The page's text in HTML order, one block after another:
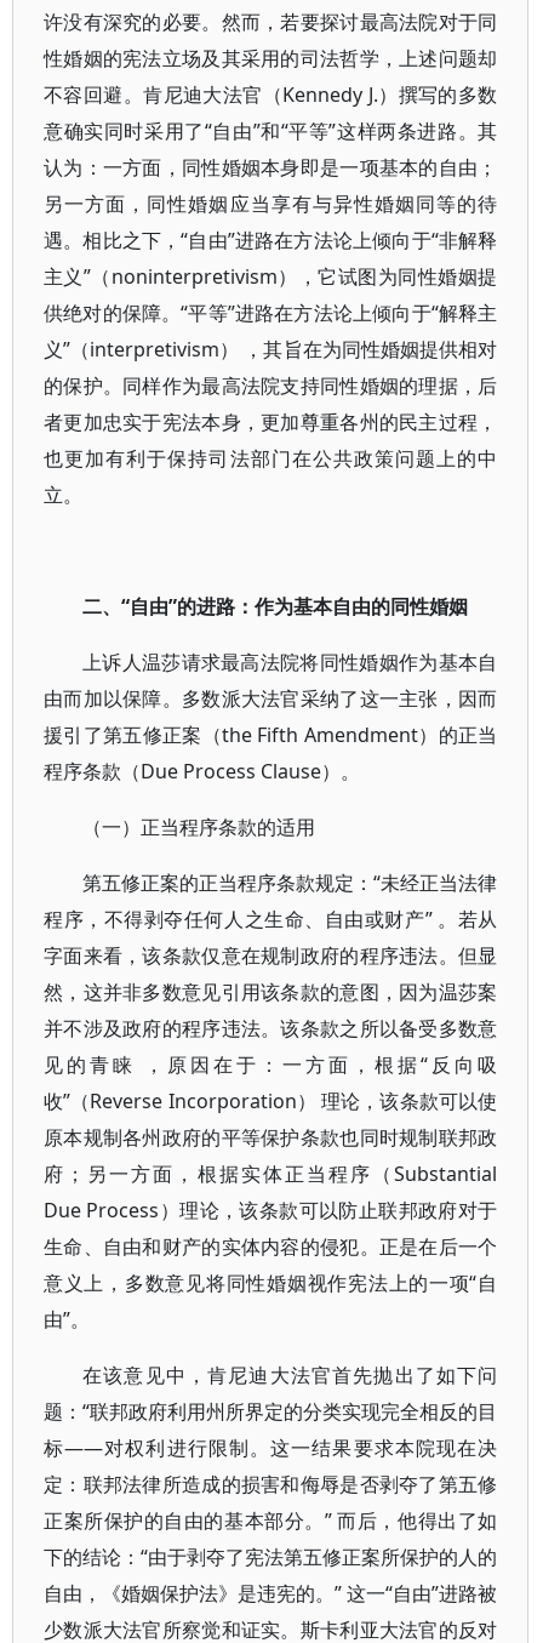
许没有深究的必要。然而，若要探讨最高法院对于同
性婚姻的宪法立场及其采用的司法哲学，上述问题却
不容回避。肯尼迪大法官（Kennedy J.）撰写的多数
意确实同时采用了“自由”和“平等”这样两条进路。其
认为：一方面，同性婚姻本身即是一项基本的自由；
另一方面，同性婚姻应当享有与异性婚姻同等的待
遇。相比之下，“自由”进路在方法论上倾向于“非解释
主义”（noninterpretivism），它试图为同性婚姻提
供绝对的保障。“平等”进路在方法论上倾向于“解释主
义”（interpretivism） ，其旨在为同性婚姻提供相对
的保护。同样作为最高法院支持同性婚姻的理据，后
者更加忠实于宪法本身，更加尊重各州的民主过程，
也更加有利于保持司法部门在公共政策问题上的中
立。
二、“自由”的进路：作为基本自由的同性婚姻
上诉人温莎请求最高法院将同性婚姻作为基本自
由而加以保障。多数派大法官采纳了这一主张，因而
援引了第五修正案（the Fifth Amendment）的正当
程序条款（Due Process Clause）。
（一）正当程序条款的适用
第五修正案的正当程序条款规定：“未经正当法律
程序，不得剥夺任何人之生命、自由或财产” 。若从
字面来看，该条款仅意在规制政府的程序违法。但显
然，这并非多数意见引用该条款的意图，因为温莎案
并不涉及政府的程序违法。该条款之所以备受多数意
见的青睐 ，原因在于：一方面，根据“反向吸
收”（Reverse Incorporation） 理论，该条款可以使
原本规制各州政府的平等保护条款也同时规制联邦政
府；另一方面，根据实体正当程序（Substantial
Due Process）理论，该条款可以防止联邦政府对于
生命、自由和财产的实体内容的侵犯。正是在后一个
意义上，多数意见将同性婚姻视作宪法上的一项“自
由”。
在该意见中，肯尼迪大法官首先抛出了如下问
题：“联邦政府利用州所界定的分类实现完全相反的目
标——对权利进行限制。这一结果要求本院现在决
定：联邦法律所造成的损害和侮辱是否剥夺了第五修
正案所保护的自由的基本部分。” 而后，他得出了如
下的结论：“由于剥夺了宪法第五修正案所保护的人的
自由，《婚姻保护法》是违宪的。” 这一“自由”进路被
少数派大法官所察觉和证实。斯卡利亚大法官的反对